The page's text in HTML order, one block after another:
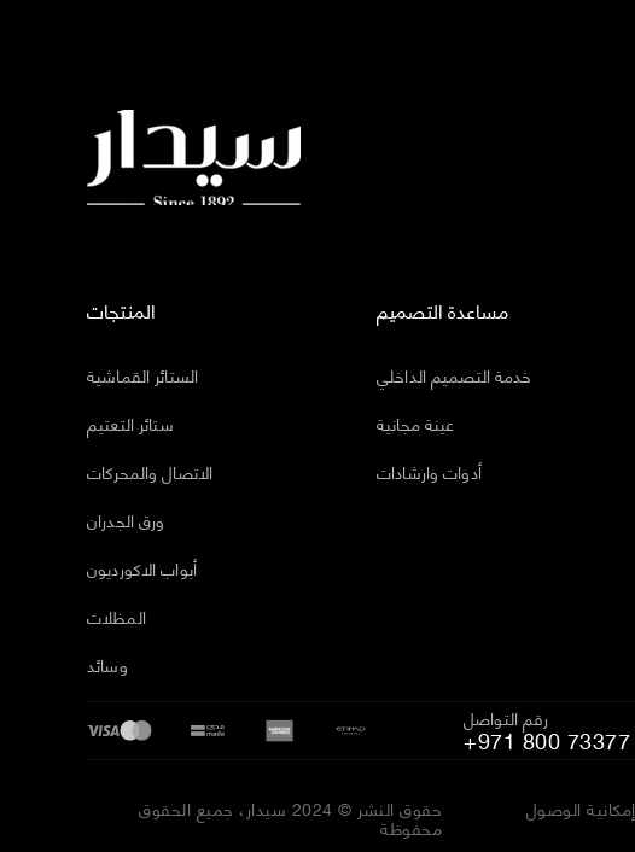
المنتجات
الستائر القماشية
ستائر التعتيم
الاتصال والمحركات
ورق الجدران
أبواب الاكورديون
المظلات
وسائد
مساعدة التصميم
خدمة التصميم الداخلي
عينة مجانية
أدوات وارشادات
رقم التواصل
+971 800 73377
حقوق النشر © 2024 سيدار، جميع الحقوق
محفوظة
إمكانية الوصول